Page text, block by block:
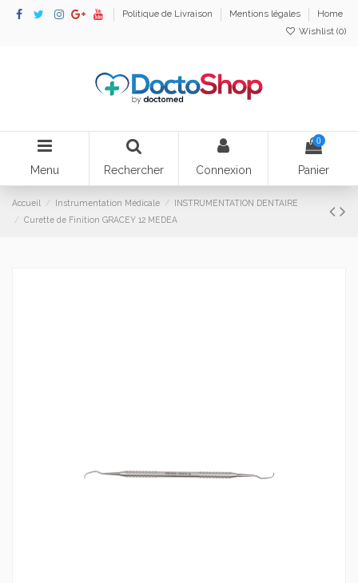
Politique de Livraison Mentions légales
Home
Wishlist (0)
Menu Rechercher Connexion
0
Panier
Accueil Instrumentation Médicale
INSTRUMENTATION DENTAIRE
Curette de Finition GRACEY 12 MEDEA